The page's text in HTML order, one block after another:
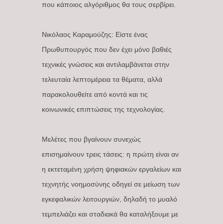
που κάποιος αλγόριθμος θα τους σερβίρει.
Νικόλαος Καραμούζης: Είστε ένας
Πρωθυπουργός που δεν έχει μόνο βαθιές
τεχνικές γνώσεις και αντιλαμβάνεται στην
τελευταία λεπτομέρεια τα θέματα, αλλά
παρακολουθείτε από κοντά και τις
κοινωνικές επιπτώσεις της τεχνολογίας.
Μελέτες που βγαίνουν συνεχώς
επισημαίνουν τρεις τάσεις: η πρώτη είναι αν
η εκτεταμένη χρήση ψηφιακών εργαλείων και
τεχνητής νοημοσύνης οδηγεί σε μείωση των
εγκεφαλικών λειτουργιών, δηλαδή το μυαλό
τεμπελιάζει και σταδιακά θα καταλήξουμε με